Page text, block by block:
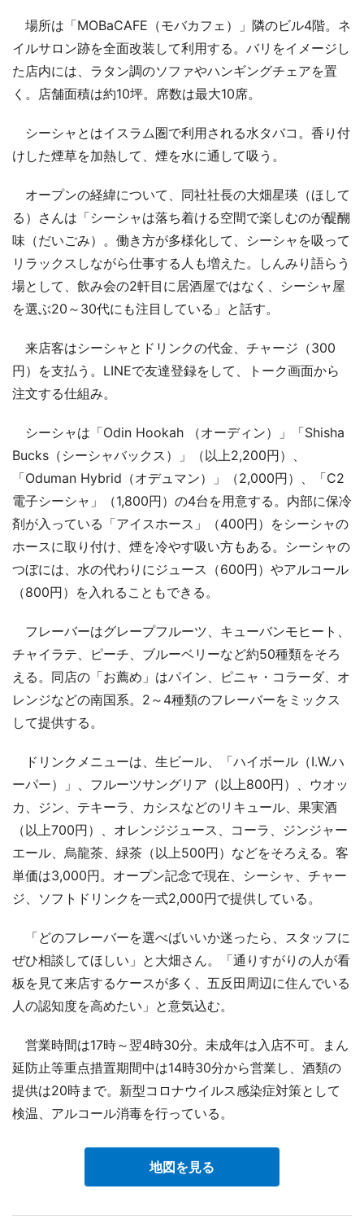
場所は「MOBaCAFE（モバカフェ）」隣のビル4階。ネ
イルサロン跡を全面改装して利用する。バリをイメージし
た店内には、ラタン調のソファやハンギングチェアを置
く。店舗面積は約10坪。席数は最大10席。
シーシャとはイスラム圏で利用される水タバコ。香り付
けした煙草を加熱して、煙を水に通して吸う。
オープンの経緯について、同社社長の大畑星瑛（ほして
る）さんは「シーシャは落ち着ける空間で楽しむのが醍醐
味（だいごみ）。働き方が多様化して、シーシャを吸って
リラックスしながら仕事する人も増えた。しんみり語らう
場として、飲み会の2軒目に居酒屋ではなく、シーシャ屋
を選ぶ20～30代にも注目している」と話す。
来店客はシーシャとドリンクの代金、チャージ（300
円）を支払う。LINEで友達登録をして、トーク画面から
注文する仕組み。
シーシャは「Odin Hookah （オーディン）」「Shisha
Bucks（シーシャバックス）」（以上2,200円）、
「Oduman Hybrid（オデュマン）」（2,000円）、「C2
電子シーシャ」（1,800円）の4台を用意する。内部に保冷
剤が入っている「アイスホース」（400円）をシーシャの
ホースに取り付け、煙を冷やす吸い方もある。シーシャの
つぼには、水の代わりにジュース（600円）やアルコール
（800円）を入れることもできる。
フレーバーはグレープフルーツ、キューバンモヒート、
チャイラテ、ピーチ、ブルーベリーなど約50種類をそろ
える。同店の「お薦め」はパイン、ピニャ・コラーダ、オ
レンジなどの南国系。2～4種類のフレーバーをミックス
して提供する。
ドリンクメニューは、生ビール、「ハイボール（I.W.ハ
ーパー）」、フルーツサングリア（以上800円）、ウオッ
カ、ジン、テキーラ、カシスなどのリキュール、果実酒
（以上700円）、オレンジジュース、コーラ、ジンジャー
エール、烏龍茶、緑茶（以上500円）などをそろえる。客
単価は3,000円。オープン記念で現在、シーシャ、チャー
ジ、ソフトドリンクを一式2,000円で提供している。
「どのフレーバーを選べばいいか迷ったら、スタッフに
ぜひ相談してほしい」と大畑さん。「通りすがりの人が看
板を見て来店するケースが多く、五反田周辺に住んでいる
人の認知度を高めたい」と意気込む。
営業時間は17時～翌4時30分。未成年は入店不可。まん
延防止等重点措置期間中は14時30分から営業し、酒類の
提供は20時まで。新型コロナウイルス感染症対策として
検温、アルコール消毒を行っている。
地図を見る